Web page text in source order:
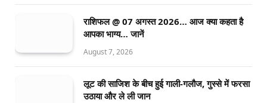
राशिफल @ 07 अगस्त 2026… आज क्या कहता है
आपका भाग्य… जानें
August 7, 2026
लूट की साजिश के बीच हुई गाली-गलौज, गुस्से में फरसा
उठाया और ले ली जान